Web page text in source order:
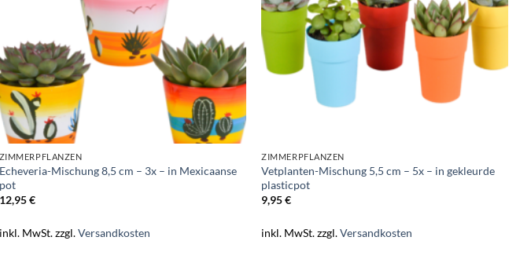
ZIMMERPFLANZEN
Echeveria-Mischung 8,5 cm – 3x – in Mexicaanse
pot
12,95€
inkl. MwSt.zzgl.Versandkosten
ZIMMERPFLANZEN
Vetplanten-Mischung 5,5 cm – 5x – in gekleurde
plasticpot
9,95€
inkl. MwSt.zzgl.Versandkosten